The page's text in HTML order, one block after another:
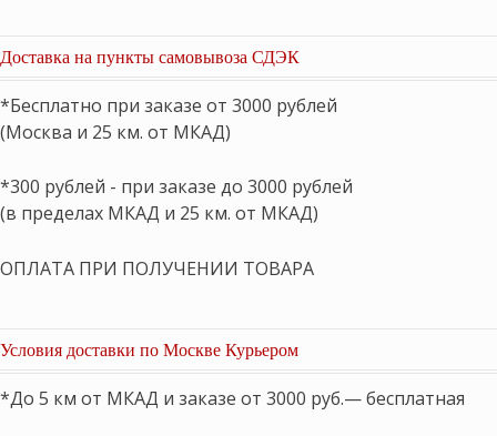
Доставка на пункты самовывоза СДЭК
*Бесплатно при заказе от 3000 рублей
(Москва и 25 км. от МКАД)
*300 рублей - при заказе до 3000 рублей
(в пределах МКАД и 25 км. от МКАД)
ОПЛАТА ПРИ ПОЛУЧЕНИИ ТОВАРА
Условия доставки по Москве Курьером
*До 5 км от МКАД и заказе от 3000 руб.— бесплатная